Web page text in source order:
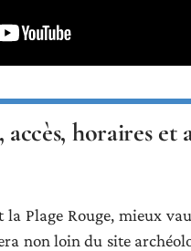
accès, horaires
Plage Rouge, mieux
non loin du site